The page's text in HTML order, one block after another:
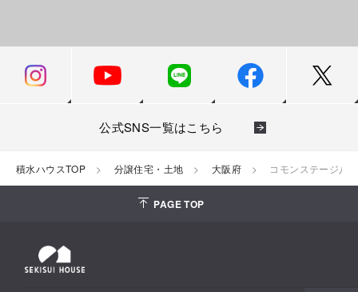
公式SNS一覧はこちら
積水ハウスTOP 分譲住宅・土地 大阪府 コモンステージ八
PAGE TOP